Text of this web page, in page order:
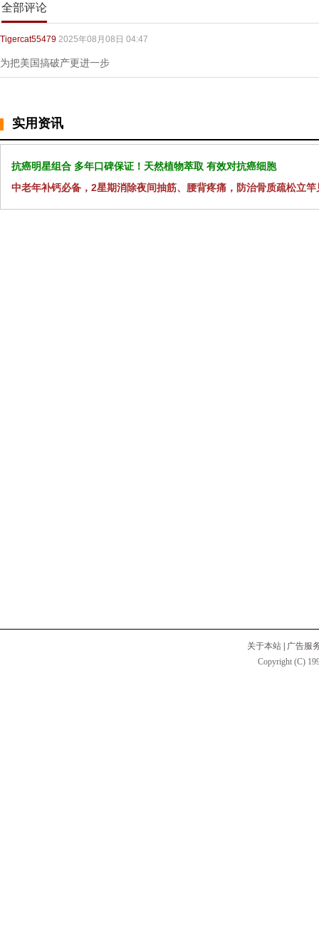
全部评论
Tigercat55479 2025年08月08日 04:47
为把美国搞破产更进一步
实用资讯
抗癌明星组合 多年口碑保证！天然植物萃取 有效对抗癌细胞
中老年补钙必备，2星期消除夜间抽筋、腰背疼痛，防治骨质疏松立竿
关于本站
广告服
Copyright (C)